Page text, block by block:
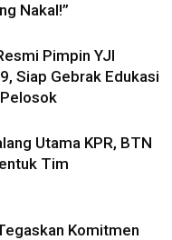
Nakal!”
Pimpin YJI
Siap Gebrak Edukasi
Utama KPR, BTN
Tim
Komitmen